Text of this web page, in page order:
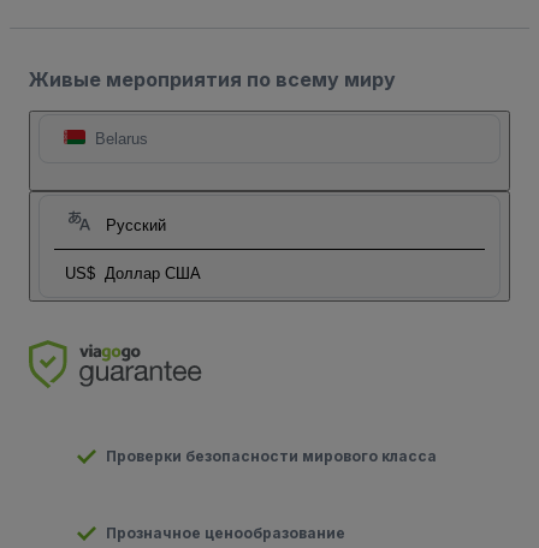
Живые мероприятия по всему миру
Belarus
Русский
US$ Доллар США
Проверки безопасности мирового класса
Прозначное ценообразование